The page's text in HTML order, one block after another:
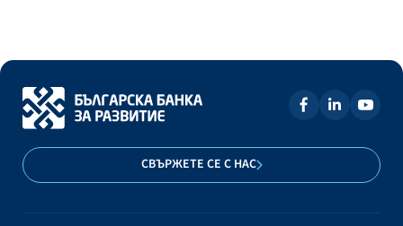
Министерски съвет програмата
да продължи подкрепата за
пострадалите служители и
самоосигуряващи се лица, които не
могат да полагат труд поради
СВЪРЖЕТЕ СЕ С НАС